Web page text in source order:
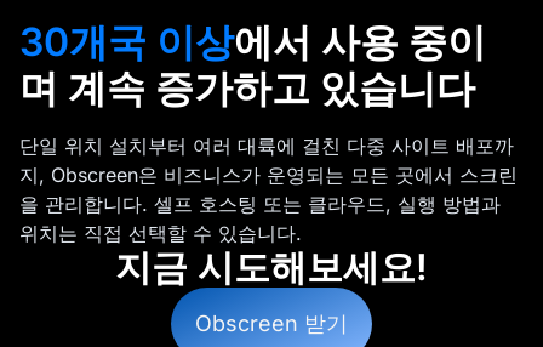
30개국 이상에서 사용 중이
며 계속 증가하고 있습니다
단일 위치 설치부터 여러 대륙에 걸친 다중 사이트 배포까
지, Obscreen은 비즈니스가 운영되는 모든 곳에서 스크린
을 관리합니다. 셀프 호스팅 또는 클라우드, 실행 방법과
위치는 직접 선택할 수 있습니다.
지금 시도해보세요!
Obscreen 받기